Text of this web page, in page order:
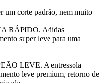
um corte padrão, nem muito
RÁPIDO. Adidas
super leve para uma
LEVE. A entressola
leve premium, retorno de